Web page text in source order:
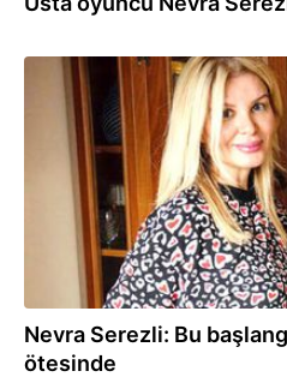
03.03.2020
Nevra Serezli: Bu
ötesinde